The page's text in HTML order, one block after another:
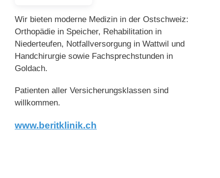
Wir bieten moderne Medizin in der Ostschweiz:
Orthopädie in Speicher, Rehabilitation in
Niederteufen, Notfallversorgung in Wattwil und
Handchirurgie sowie Fachsprechstunden in
Goldach.
Patienten aller Versicherungsklassen sind
willkommen.
www.beritklinik.ch